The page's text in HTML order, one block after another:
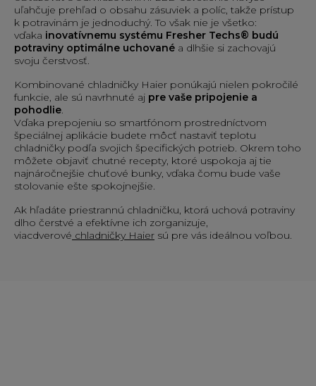
uľahčuje prehľad o obsahu zásuviek a políc, takže prístup
k potravinám je jednoduchý. To však nie je všetko:
vďaka inovatívnemu systému Fresher Techs® budú
potraviny optimálne uchované a dlhšie si zachovajú
svoju čerstvosť.
Kombinované chladničky Haier ponúkajú nielen pokročilé
funkcie, ale sú navrhnuté aj pre vaše pripojenie a
pohodlie.
Vďaka prepojeniu so smartfónom prostredníctvom
špeciálnej aplikácie budete môcť nastaviť teplotu
chladničky podľa svojich špecifických potrieb. Okrem toho
môžete objaviť chutné recepty, ktoré uspokoja aj tie
najnáročnejšie chuťové bunky, vďaka čomu bude vaše
stolovanie ešte spokojnejšie.
Ak hľadáte priestrannú chladničku, ktorá uchová potraviny
dlho čerstvé a efektívne ich zorganizuje,
viacdverové chladničky Haier sú pre vás ideálnou voľbou.